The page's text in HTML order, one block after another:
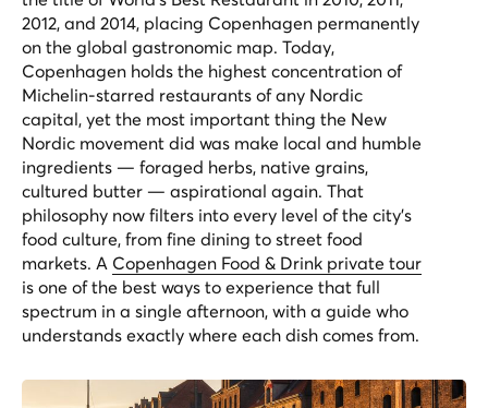
2012, and 2014, placing Copenhagen permanently
on the global gastronomic map. Today,
Copenhagen holds the highest concentration of
Michelin-starred restaurants of any Nordic
capital, yet the most important thing the New
Nordic movement did was make local and humble
ingredients — foraged herbs, native grains,
cultured butter — aspirational again. That
philosophy now filters into every level of the city's
food culture, from fine dining to street food
markets. A Copenhagen Food & Drink private tour
is one of the best ways to experience that full
spectrum in a single afternoon, with a guide who
understands exactly where each dish comes from.